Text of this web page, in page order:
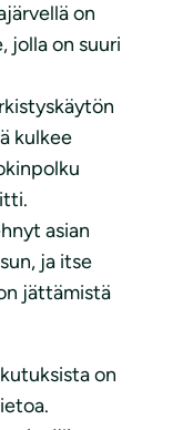
on
jolla on suuri
kulkee
asian
ja itse
jättämistä
on